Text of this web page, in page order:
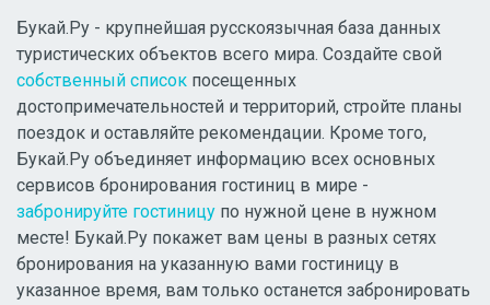
Букай.Ру - крупнейшая русскоязычная база данных
туристических объектов всего мира. Создайте свой
собственный список посещенных
достопримечательностей и территорий, стройте планы
поездок и оставляйте рекомендации. Кроме того,
Букай.Ру объединяет информацию всех основных
сервисов бронирования гостиниц в мире -
забронируйте гостиницу по нужной цене в нужном
месте! Букай.Ру покажет вам цены в разных сетях
бронирования на указанную вами гостиницу в
указанное время, вам только останется забронировать